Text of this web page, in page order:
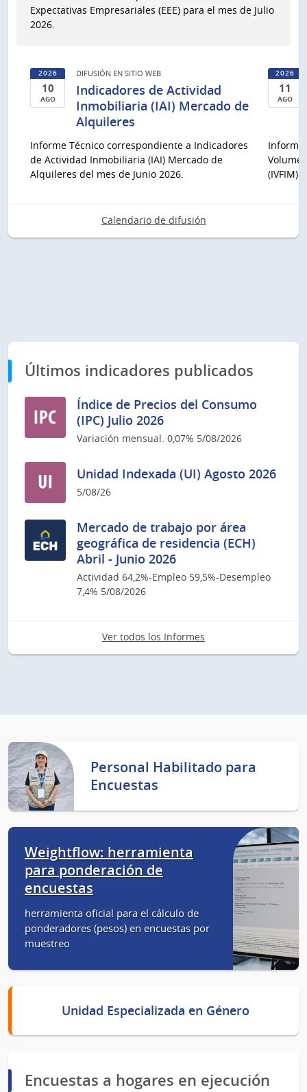
Ago
del
Expectativas Empresariales (EEE) para el mes de Julio
2026.
2026
10
AGO
Ago
del
2026
DIFUSIÓN EN SITIO WEB
Indicadores de Actividad
Inmobiliaria (IAI) Mercado de
Alquileres
Informe Técnico correspondiente a Indicadores
de Actividad Inmobiliaria (IAI) Mercado de
Alquileres del mes de Junio 2026.
2026
11
AGO
Ago
del
2026
Informe
(IVFIM)
Calendario de difusión
Últimos indicadores publicados
Índice de Precios del Consumo
(IPC) Julio 2026
Variación mensual. 0,07% 5/08/2026
Unidad Indexada (UI) Agosto 2026
5/08/26
Mercado de trabajo por área
geográfica de residencia (ECH)
Abril - Junio 2026
Actividad 64,2%-Empleo 59,5%-Desempleo
7,4% 5/08/2026
Ver todos los Informes
Personal Habilitado para
Encuestas
Weightflow: herramienta
para ponderación de
encuestas
herramienta oficial para el cálculo de
ponderadores (pesos) en encuestas por
muestreo
Unidad Especializada en Género
Encuestas a hogares en ejecución